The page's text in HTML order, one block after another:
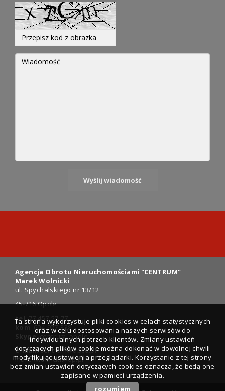
Agencja Obrotu Nieruchomościami "CENTRUM"
Marek Wolnicki
ul. Spychalskiego nr 13/12
45-716 Opole
tel. 77 457-57-77
kom . 604-977-338
Skype: centrum_opole
e-mail:centrum@apco.pl
marekwolnicki@op.pl
Ta strona wykorzystuje pliki cookies w celach statystycznych
oraz w celu dostosowania naszych serwisów do
indywidualnych potrzeb klientów. Zmiany ustawień
dotyczących plików cookie można dokonać w dowolnej chwili
modyfikując ustawienia przeglądarki. Korzystanie z tej strony
bez zmian ustawień dotyczących cookies oznacza, że będą one
zapisane w pamięci urządzenia.
rozumiem